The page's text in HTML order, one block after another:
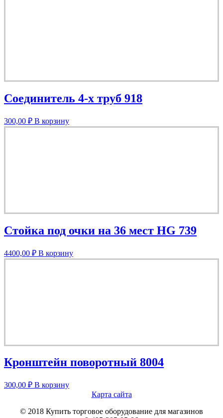
Соединитель 4-х труб 918
300,00 ₽ В корзину
Стойка под очки на 36 мест HG 739
4400,00 ₽ В корзину
Кронштейн поворотный 8004
300,00 ₽ В корзину
Карта сайта
© 2018 Купить торговое оборудование для магазинов